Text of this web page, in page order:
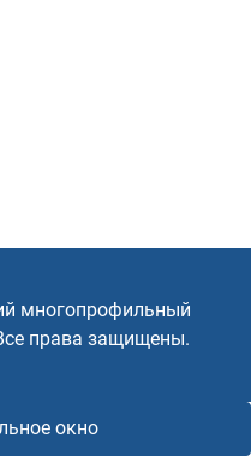
многопрофильный
права защищены.
окно